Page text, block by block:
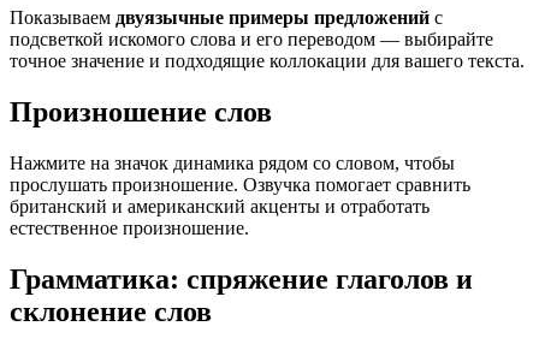
Показываем двуязычные примеры предложений с
подсветкой искомого слова и его переводом — выбирайте
точное значение и подходящие коллокации для вашего текста.
Произношение слов
Нажмите на значок динамика рядом со словом, чтобы
прослушать произношение. Озвучка помогает сравнить
британский и американский акценты и отработать
естественное произношение.
Грамматика: спряжение глаголов и
склонение слов